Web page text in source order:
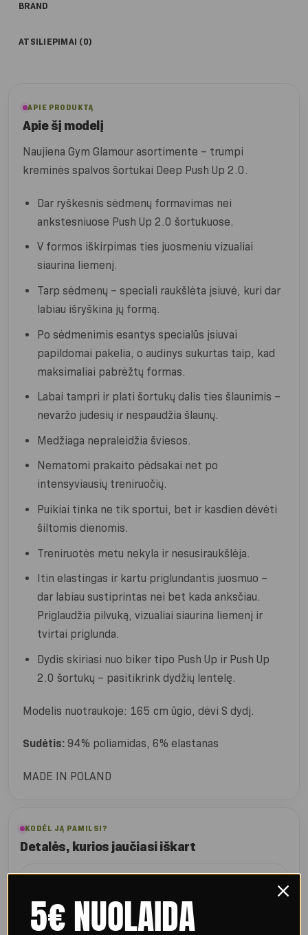
BRAND
ATSILIEPIMAI (0)
APIE PRODUKTĄ
Apie šį modelį
Naujiena Gym Glamour asortimente – trumpi
kreminės spalvos šortukai Deep Push Up 2.0.
Dar ryškesnis sėdmenų formavimas nei
ankstesniuose Push Up 2.0 šortukuose.
V formos iškirpimas ties juosmeniu vizualiai
siaurina liemenį.
Tarp sėdmenų – speciali raukšlėta įsiuvė, kuri dar
labiau išryškina jų formą.
Po sėdmenimis esantys specialūs įsiuvai
papildomai pakelia, o audinys sukurtas taip, kad
maksimaliai pabrėžtų formas.
Labai tampri ir plati šortukų dalis ties šlaunimis –
nevaržo judesių ir nespaudžia šlaunų.
Medžiaga nepraleidžia šviesos.
Nematomi prakaito pėdsakai net po
intensyviausių treniruočių.
Puikiai tinka ne tik sportui, bet ir kasdien dėvėti
šiltomis dienomis.
Treniruotės metu nekyla ir nesusiraukšlėja.
Itin elastingas ir kartu priglundantis juosmuo –
dar labiau sustiprintas nei bet kada anksčiau.
Priglaudžia pilvuką, vizualiai siaurina liemenį ir
tvirtai priglunda.
Dydis skiriasi nuo biker tipo Push Up ir Push Up
2.0 šortukų – pasitikrink dydžių lentelę.
Modelis nuotraukoje: 165 cm ūgio, dėvi S dydį.
Sudėtis: 94% poliamidas, 6% elastanas
MADE IN POLAND
KODĖL JĄ PAMILSI?
Detalės, kurios jaučiasi iškart
Raukšlėta įsiuvė ir specialūs siūlės sprendimai padeda dar
labiau išryškinti sėdmenų formą.
5€ NUOLAIDA